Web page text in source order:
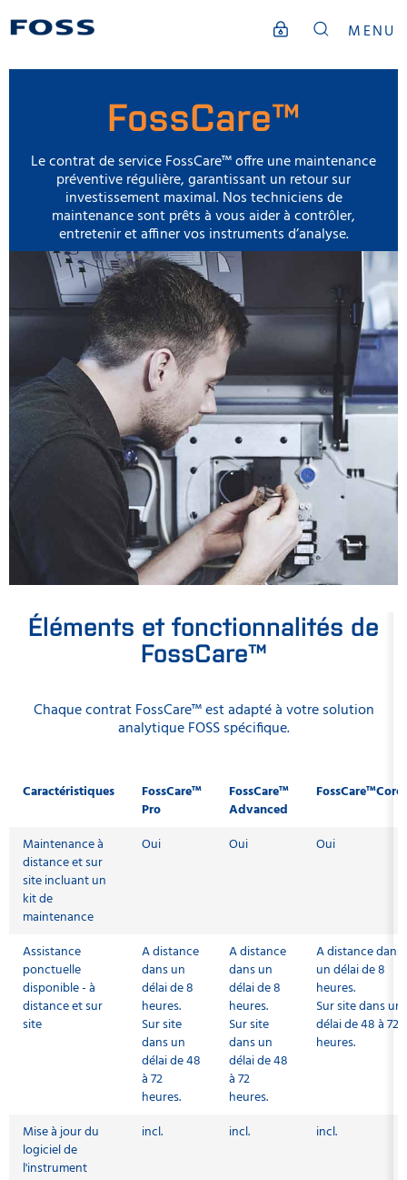
MENU
FossCare™
Le contrat de service FossCare™ offre une maintenance
préventive régulière, garantissant un retour sur
investissement maximal. Nos techniciens de
maintenance sont prêts à vous aider à contrôler,
entretenir et affiner vos instruments d’analyse.
Éléments et fonctionnalités de
FossCare™
Chaque contrat FossCare™ est adapté à votre solution
analytique FOSS spécifique.
Caractéristiques
FossCare™
Pro
FossCare™
Advanced
FossCare™Core
Maintenance à
distance et sur
site incluant un
kit de
maintenance
Oui Oui Oui
Assistance
ponctuelle
disponible - à
distance et sur
site
A distance
dans un
délai de 8
heures.
Sur site
dans un
délai de 48
à 72
heures.
A distance
dans un
délai de 8
heures.
Sur site
dans un
délai de 48
à 72
heures.
A distance dans
un délai de 8
heures.
Sur site dans un
délai de 48 à 72
heures.
Mise à jour du
logiciel de
l'instrument
incl. incl. incl.